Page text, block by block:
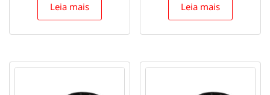
Leia mais Leia mais